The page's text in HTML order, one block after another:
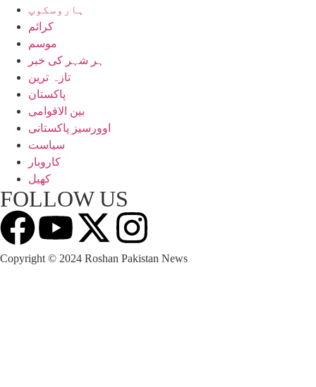
ہاروسکوپ
کرائم
موسم
ہر شہر کی خبر
تازہ ترین
پاکستان
بین الاقوامی
اوورسیز پاکستانی
سیاست
کاروبار
کھیل
FOLLOW US
Copyright © 2024 Roshan Pakistan News